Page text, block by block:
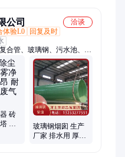
槽罐
公司
洽谈
体验L0
回复及时
合管、玻璃钢、污水池、除
污管、除尘器、吸收塔、排
淋塔、保温管、碱洗塔、导
管道管件
砖
隆
玻璃钢烟囱 生产
厂家 排水用 厚度